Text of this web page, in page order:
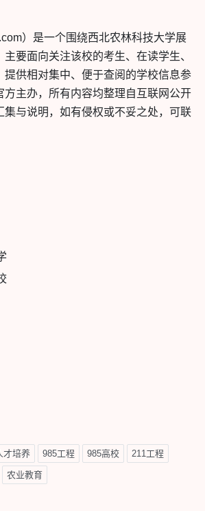
）是一个围绕西北农林科技大学展
要面向关注该校的考生、在读学生、
提供相对集中、便于查阅的学校信息参
方主办，所有内容均整理自互联网公开
集与说明，如有侵权或不妥之处，可联
才培养 985工程 985高校 211工程
农业教育